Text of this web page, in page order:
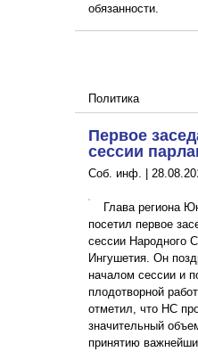
обязанности.
Политика
Первое
сессии
Соб. инф. |
Глава региона
посетил первое
сессии Народного
Ингушетия. Он
началом сессии и
плодотворной
отметил, что НС
значительный
принятию